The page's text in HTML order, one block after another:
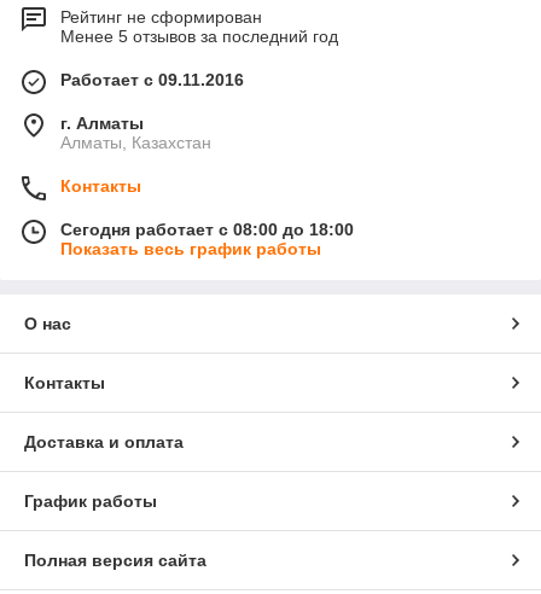
Рейтинг не сформирован
Менее 5 отзывов за последний год
Работает с 09.11.2016
г. Алматы
Алматы, Казахстан
Контакты
Сегодня работает с 08:00 до 18:00
Показать весь график работы
О нас
Контакты
Доставка и оплата
График работы
Полная версия сайта